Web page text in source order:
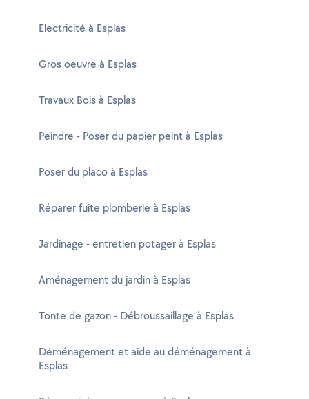
Electricité à Esplas
Gros oeuvre à Esplas
Travaux Bois à Esplas
Peindre - Poser du papier peint à Esplas
Poser du placo à Esplas
Réparer fuite plomberie à Esplas
Jardinage - entretien potager à Esplas
Aménagement du jardin à Esplas
Tonte de gazon - Débroussaillage à Esplas
Déménagement et aide au déménagement à
Esplas